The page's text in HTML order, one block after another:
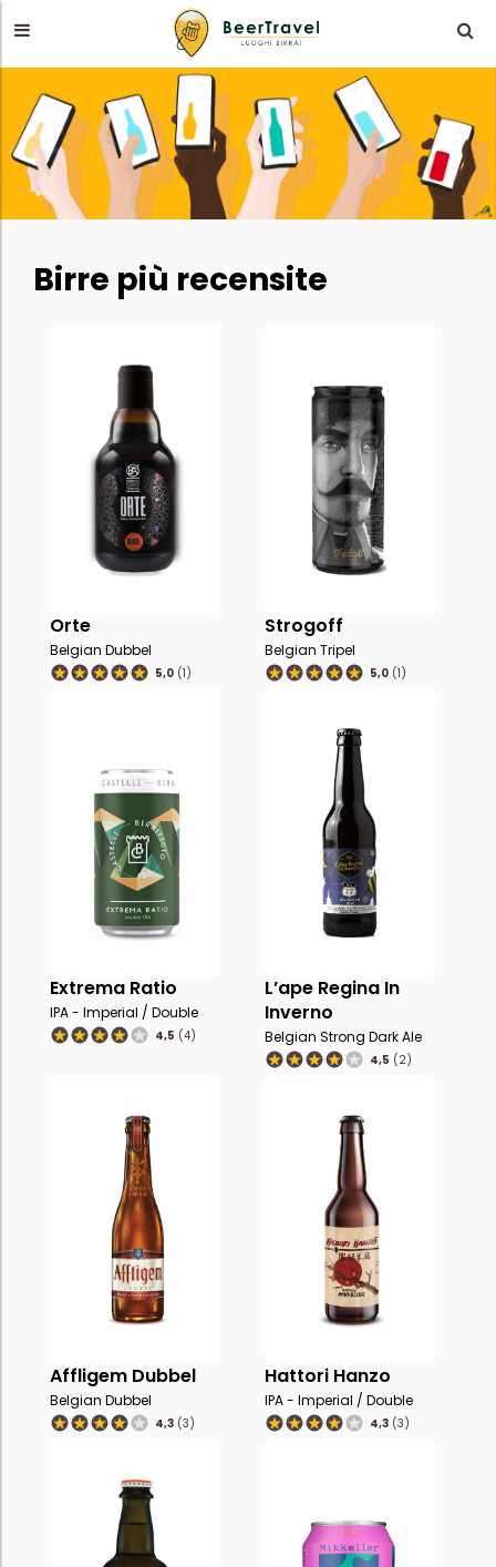
Birre più recensite
Orte
Belgian Dubbel
5,0 (1)
Strogoff
Belgian Tripel
5,0 (1)
Extrema Ratio
IPA - Imperial / Double
4,5 (4)
L’ape Regina In
Inverno
Belgian Strong Dark Ale
4,5 (2)
Affligem Dubbel
Belgian Dubbel
4,3 (3)
Hattori Hanzo
IPA - Imperial / Double
4,3 (3)